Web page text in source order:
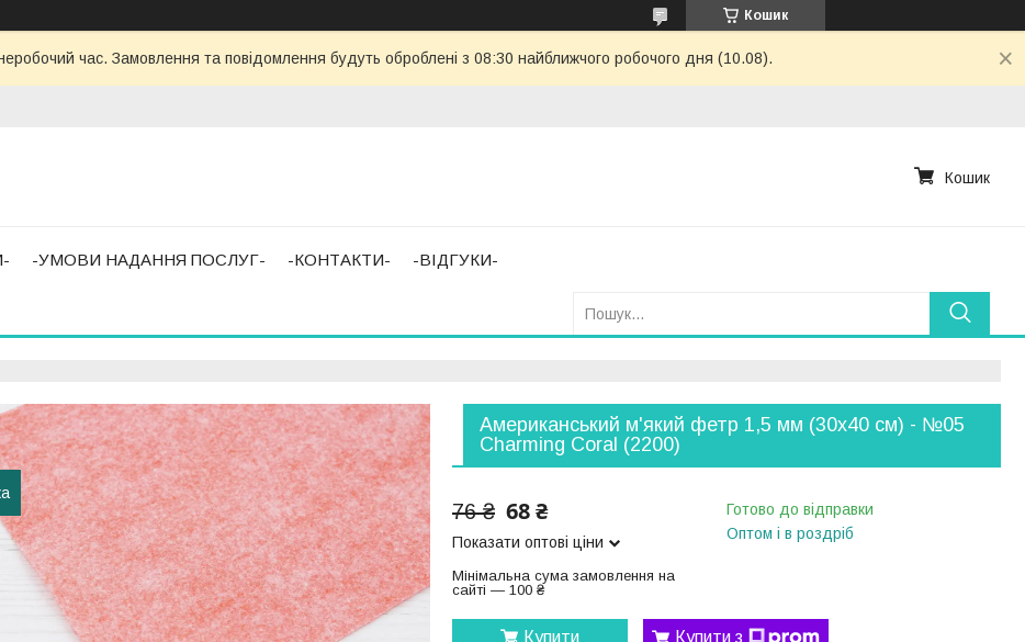
Кошик
час. Замовлення та повідомлення будуть оброблені з 08:30 найближчого робочого дня (10.08).
Кошик
-УМОВИ НАДАННЯ ПОСЛУГ- -КОНТАКТИ- -ВІДГУКИ-
Американський м'який фетр 1,5 мм (30х40 см) - №05
Charming Coral (2200)
76 ₴ 68 ₴
Показати оптові ціни
Мінімальна сума замовлення на
сайті — 100 ₴
Готово до відправки
Оптом і в роздріб
Купити Купити з